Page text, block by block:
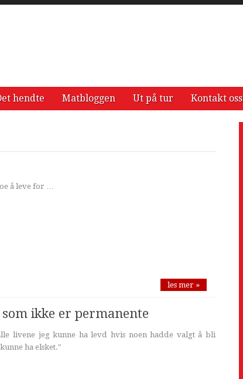
hendte Matbloggen Ut på tur Kontakt oss
å leve for …
les mer »
ikke er permanente
livene jeg kunne ha levd hvis noen hadde valgt å bli
ha elsket."